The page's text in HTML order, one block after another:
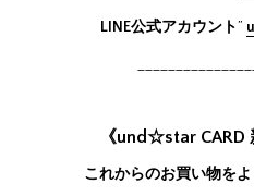
LINE公式アカウント”
《und☆star CARD
これからのお買い物をよ